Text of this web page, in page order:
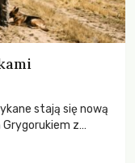
stają się nową
z